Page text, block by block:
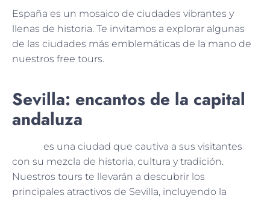
España es un mosaico de ciudades vibrantes y
llenas de historia. Te invitamos a explorar algunas
de las ciudades más emblemáticas de la mano de
nuestros free tours.
Sevilla: encantos de la capital
andaluza
es una ciudad que cautiva a sus visitantes
con su mezcla de historia, cultura y tradición.
Nuestros tours te llevarán a descubrir los
principales atractivos de Sevilla, incluyendo la